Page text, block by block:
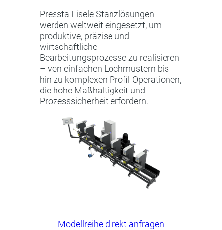
Pressta Eisele Stanzlösungen
werden weltweit eingesetzt, um
produktive, präzise und
wirtschaftliche
Bearbeitungsprozesse zu realisieren
– von einfachen Lochmustern bis
hin zu komplexen Profil-Operationen,
die hohe Maßhaltigkeit und
Prozesssicherheit erfordern.
Modellreihe direkt anfragen